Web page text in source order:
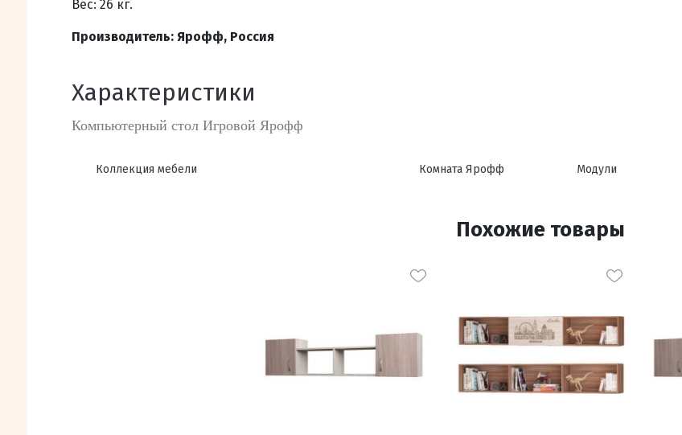
Вес: 26 кг.
Производитель: Ярофф, Россия
Характеристики
Компьютерный стол Игровой Ярофф
Коллекция мебели Комната Ярофф Модули
Похожие товары